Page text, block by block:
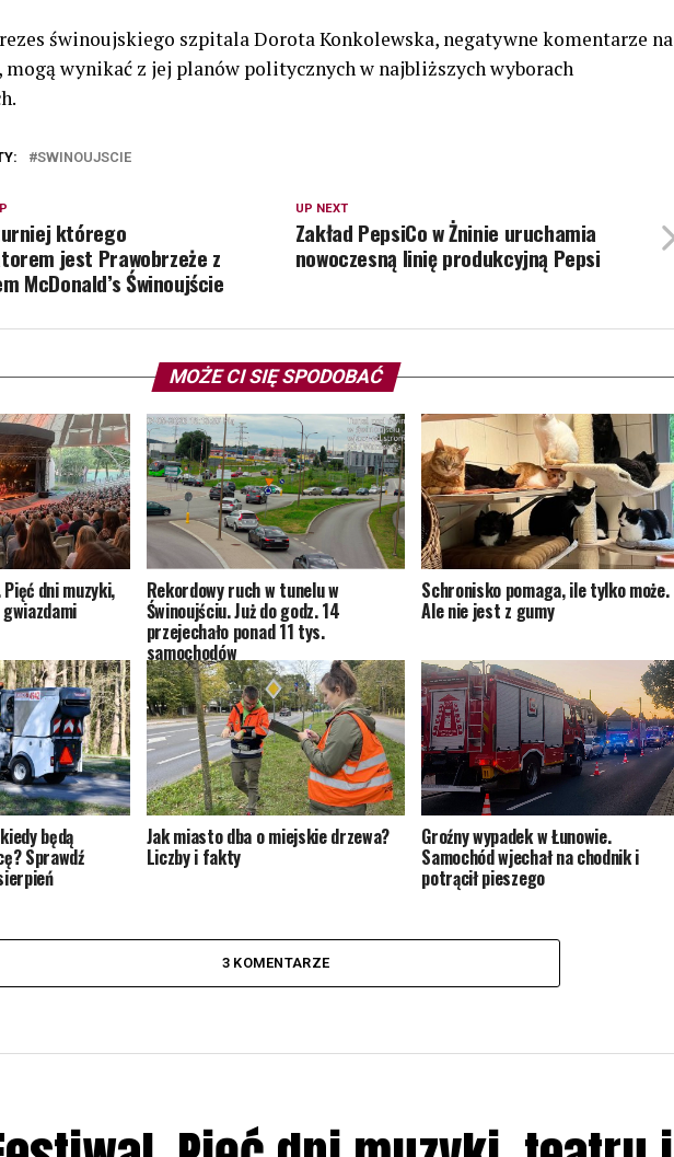
świnoujskiego szpitala Dorota Konkolewska, negatywne komentarze na
wynikać z jej planów politycznych w najbliższych wyborach
SWINOUJSCIE
UP NEXT
Zakład PepsiCo w Żninie uruchamia
nowoczesną linię produkcyjną Pepsi
którego
jest Prawobrzeże z
McDonald’s Świnoujście
MOŻE CI SIĘ SPODOBAĆ
dni muzyki, Rekordowy ruch w tunelu w
Świnoujściu. Już do godz. 14
przejechało ponad 11 tys.
samochodów
Schronisko pomaga, ile tylko może.
Ale nie jest z gumy
będą
Sprawdź
Jak miasto dba o miejskie drzewa?
Liczby i fakty
Groźny wypadek w Łunowie.
Samochód wjechał na chodnik i
potrącił pieszego
3 KOMENTARZE